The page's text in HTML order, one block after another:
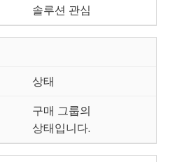
솔루션 관심
상태
구매 그룹의
상태입니다.